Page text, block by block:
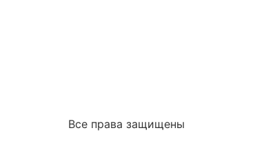
Все права защищены